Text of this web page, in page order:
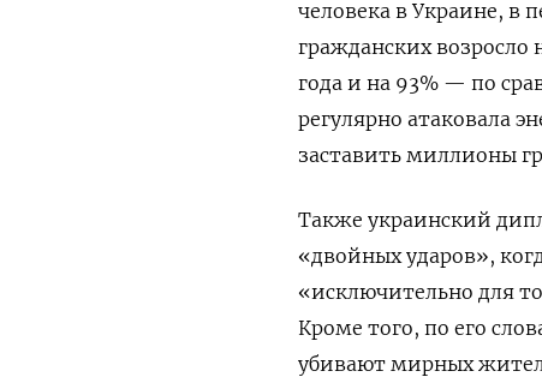
человека в Украине, в
гражданских
года и на 93% — по
регулярно атаковала
заставить миллионы
Также украинский
«двойных ударов»,
«исключительно для
Кроме того, по его
убивают мирных